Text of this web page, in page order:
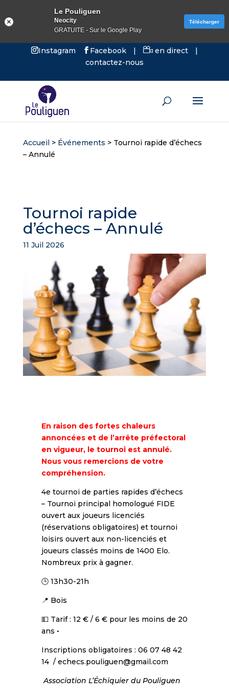
Instagram Facebook | en direct
|
contactez-nous
Accueil> Événements > Tournoi rapide d’échecs
– Annulé
Tournoi rapide
d’échecs – Annulé
11 Juil 2026
En raison des fortes chaleurs
annoncées et de l’arrête préfectoral
en vigueur, le tournoi est annulé.
Nous vous remercions de votre
compréhension.
4e tournoi de parties rapides d’échecs
– Tournoi principal homologué FIDE
ouvert aux joueurs licenciés
(réservations obligatoires) et tournoi
loisirs ouvert aux non-licenciés et
joueurs classés moins de 1400 Elo.
Nombreux prix à gagner.
🕒 13h30-21h
📍 Bois
💵 Tarif : 12 € / 6 € pour les moins de 20
ans •
Inscriptions obligatoires : 06 07 48 42
14 / echecs.pouliguen@gmail.com
Association L’Échiquier du Pouliguen
Le Pouliguen
Neocity
GRATUITE - Sur le Google Play
Télécharger